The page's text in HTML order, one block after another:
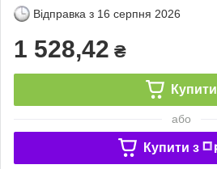
Відправка з 16 серпня 2026
1 528,42 ₴
Купити
або
Купити з